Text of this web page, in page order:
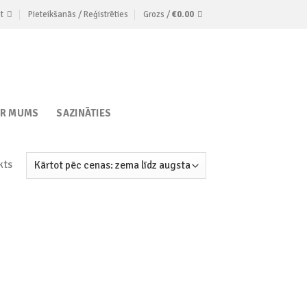
Pieteikšanās / Reģistrēties Grozs /€0.00
MUMS SAZINĀTIES